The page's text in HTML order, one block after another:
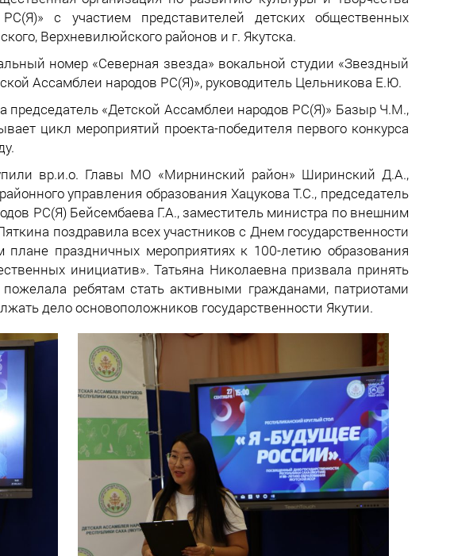
с участием представителей детских общественных
Верхневилюйского районов и г. Якутска.
номер «Северная звезда» вокальной студии «Звездный
Ассамблеи народов РС(Я)», руководитель Цельникова Е.Ю.
«Детской Ассамблеи народов РС(Я)» Базыр Ч.М.,
цикл мероприятий проекта-победителя первого конкурса
вр.и.о. Главы МО «Мирнинский район» Ширинский Д.А.,
управления образования Хацукова Т.С., председатель
РС(Я) Бейсембаева Г.А., заместитель министра по внешним
поздравила всех участников с Днем государственности
плане праздничных мероприятиях к 100-летию образования
инициатив». Татьяна Николаевна призвала принять
ребятам стать активными гражданами, патриотами
дело основоположников государственности Якутии.